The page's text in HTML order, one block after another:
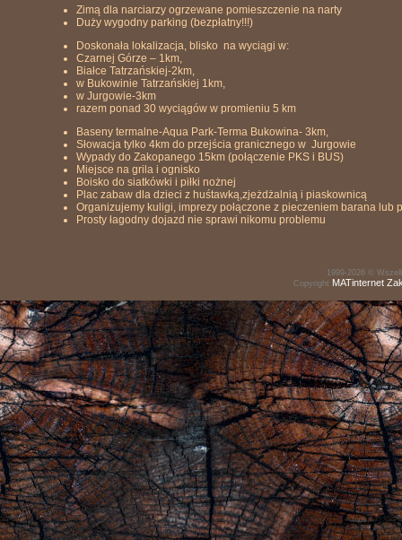
Zimą dla narciarzy ogrzewane pomieszczenie na narty
Duży wygodny parking (bezpłatny!!!)
Doskonała lokalizacja, blisko na wyciągi w:
Czarnej Górze – 1km,
Białce Tatrzańskiej-2km,
w Bukowinie Tatrzańskiej 1km,
w Jurgowie-3km
razem ponad 30 wyciągów w promieniu 5 km
Baseny termalne-Aqua Park-Terma Bukowina- 3km,
Słowacja tylko 4km do przejścia granicznego w Jurgowie
Wypady do Zakopanego 15km (połączenie PKS i BUS)
Miejsce na grila i ognisko
Boisko do siatkówki i piłki nożnej
Plac zabaw dla dzieci z huśtawką,zjeżdżalnią i piaskownicą
Organizujemy kuligi, imprezy połączone z pieczeniem barana lub
Prosty łagodny dojazd nie sprawi nikomu problemu
1999-2026 ©
Copyright MATinternet